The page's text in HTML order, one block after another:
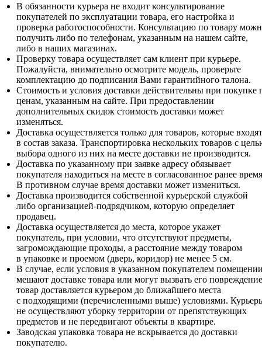
В обязанности курьера не входит консультирование
покупателей по эксплуатации товара, его настройка и
проверка работоспособности. Консультацию по товару
получить либо по телефонам, указанным на нашем сайте,
либо в наших магазинах.
Проверку товара осуществляет сам клиент при курьере.
Пожалуйста, внимательно осмотрите модель, проверьте
комплектацию до подписания Вами гарантийного талона.
Стоимость и условия доставки действительны при покупке
ценам, указанным на сайте. При предоставлении
дополнительных скидок стоимость доставки может
изменяться.
Доставка осуществляется только для товаров, которые входят
в состав заказа. Транспортировка нескольких товаров с
выбора одного из них на месте доставки не производится.
Доставка по указанному при заявке адресу обязывает
покупателя находиться на месте в согласованное ранее
В противном случае время доставки может измениться.
Доставка производится собственной курьерской службой
либо организацией-подрядчиком, которую определяет
продавец.
Доставка осуществляется до места, которое укажет
покупатель, при условии, что отсутствуют предметы,
загромождающие проходы, а расстояние между товаром
в упаковке и проемом (дверь, коридор) не менее 5 см.
В случае, если условия в указанном покупателем
мешают доставке товара или могут вызвать его
товар доставляется курьером до ближайшего места
с подходящими (перечисленными выше) условиями.
не осуществляют уборку территории от препятствующих
предметов и не передвигают объекты в квартире.
Заводская упаковка товара не вскрывается до доставки
покупателю.